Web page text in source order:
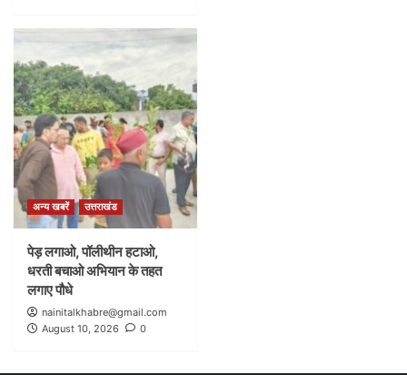
अन्य खबरें उत्तराखंड
पेड़ लगाओ, पॉलीथीन हटाओ,
धरती बचाओ अभियान के तहत
लगाए पौधे
nainitalkhabre@gmail.com
August 10, 2026
0